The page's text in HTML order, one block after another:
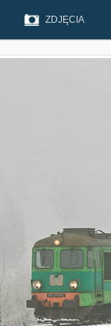
ZDJĘCIA